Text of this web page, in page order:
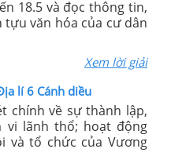
18.5 và đọc thông tin,
văn hóa của cư dân
Xem lời giải
lí 6 Cánh diều
chính về sự thành lập,
vi lãnh thổ; hoạt động
và tổ chức của Vương